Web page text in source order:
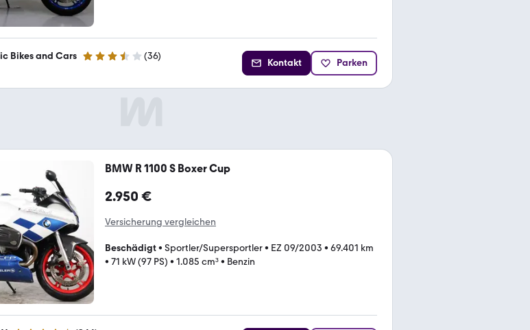
Bikes and Cars 3.7 Sterne (36)
Kontakt Parken
BMW R 1100 S Boxer Cup
2.950 €
Versicherung vergleichen
Beschädigt• Sportler/Supersportler• EZ 09/2003 • 69.401 km
• 71 kW (97 PS) • 1.085 cm³• Benzin